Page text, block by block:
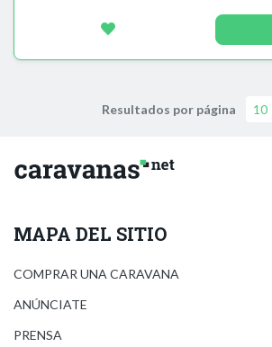
Resultados por página 10
MAPA DEL SITIO
COMPRAR UNA CARAVANA
ANÚNCIATE
PRENSA